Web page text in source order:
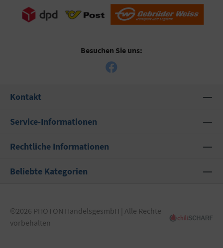
Besuchen Sie uns:
Kontakt
Service-Informationen
Rechtliche Informationen
Beliebte Kategorien
©2026 PHOTON HandelsgesmbH | Alle Rechte
vorbehalten